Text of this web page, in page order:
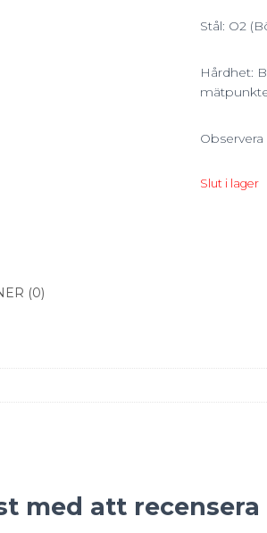
Stål: O2
Hårdhet:
Slut i lager
(0)
med att recensera